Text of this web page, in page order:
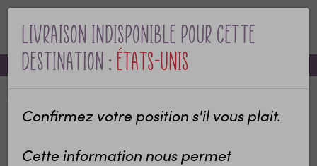
MENU
-10% sur votre première commande avec le code bienvenue
Livraison indisponible pour cette
destination :États-Unis
Confirmez votre position s'il vous plait.
Cette information nous permet
Décoration chambre enfant
Porte manteau personnalisé
Licorne